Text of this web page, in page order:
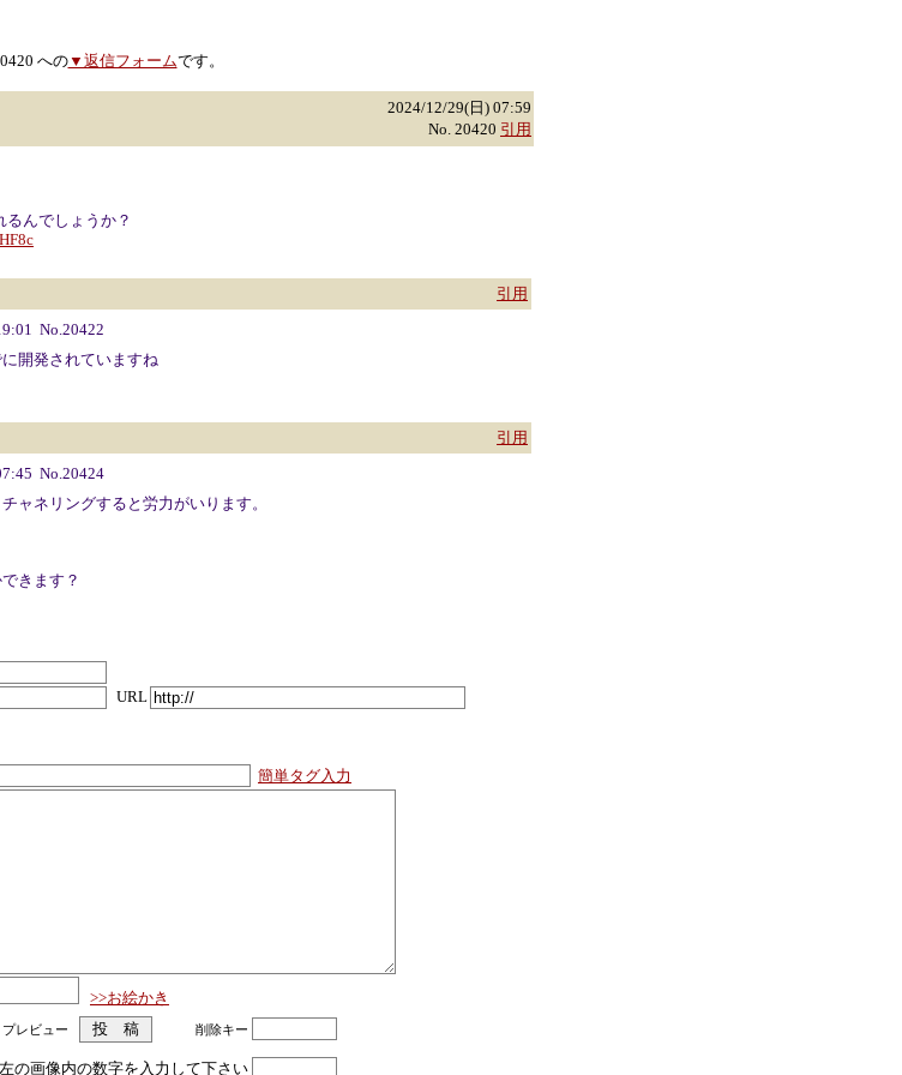
への▼返信フォームです。
2024/12/29(日) 07:59
No. 20420 引用
んでしょうか？
引用
No.20422
開発されていますね
引用
No.20424
ャネリングすると労力がいります。
きます？
URL
簡単タグ入力
>>お絵かき
プレビュー 削除キー
左の画像内の数字を入力して下さい